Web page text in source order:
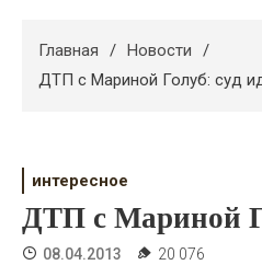
Худеем
Свадьба
Дом
Главная
Новости
ДТП с Мариной Голуб: суд
интересное
ДТП с Мариной
08.04.2013 20 076